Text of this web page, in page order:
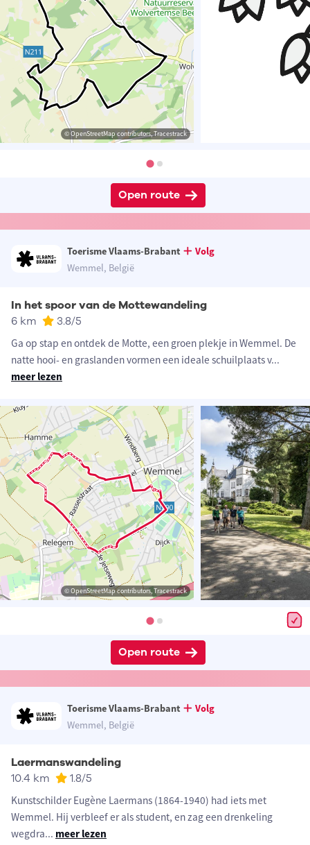
© OpenStreetMap contributors, Tracestrack
Open route
Toerisme Vlaams-Brabant
Volg
Wemmel, België
In het spoor van de Mottewandeling
6 km 3.8/5
Ga op stap en ontdek de Motte, een groen plekje in Wemmel. De
natte hooi- en graslanden vormen een ideale schuilplaats v...
meer lezen
© OpenStreetMap contributors, Tracestrack
Open route
Toerisme Vlaams-Brabant
Volg
Wemmel, België
Laermanswandeling
10.4 km 1.8/5
Kunstschilder Eugène Laermans (1864-1940) had iets met
Wemmel. Hij verbleef er als student, en zag een drenkeling
wegdra... meer lezen